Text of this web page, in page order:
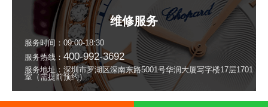
维修服务
服务时间：09:00-18:30
服务热线： 400-992-3692
服务地址：深圳市罗湖区深南东路5001号华润大厦写字楼17层1701
室（需提前预约）